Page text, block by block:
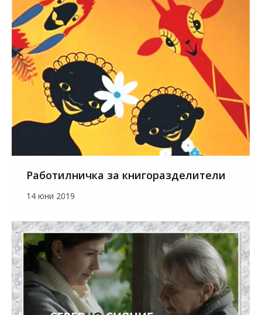
Работилничка за книгоразделители
14 юни 2019